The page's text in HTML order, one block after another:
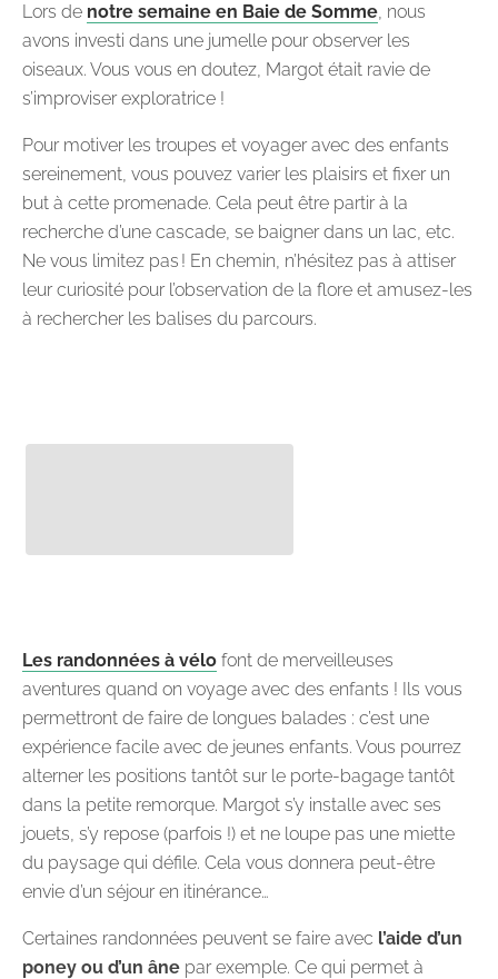
Lors de notre semaine en Baie de Somme, nous
avons investi dans une jumelle pour observer les
oiseaux. Vous vous en doutez, Margot était ravie de
s’improviser exploratrice !
Pour motiver les troupes et voyager avec des enfants
sereinement, vous pouvez varier les plaisirs et fixer un
but à cette promenade. Cela peut être partir à la
recherche d’une cascade, se baigner dans un lac, etc.
Ne vous limitez pas ! En chemin, n’hésitez pas à attiser
leur curiosité pour l’observation de la flore et amusez-les
à rechercher les balises du parcours.
Les randonnées à vélo font de merveilleuses
aventures quand on voyage avec des enfants ! Ils vous
permettront de faire de longues balades : c’est une
expérience facile avec de jeunes enfants. Vous pourrez
alterner les positions tantôt sur le porte-bagage tantôt
dans la petite remorque. Margot s’y installe avec ses
jouets, s’y repose (parfois !) et ne loupe pas une miette
du paysage qui défile. Cela vous donnera peut-être
envie d’un séjour en itinérance…
Certaines randonnées peuvent se faire avec l’aide d’un
poney ou d’un âne par exemple. Ce qui permet à